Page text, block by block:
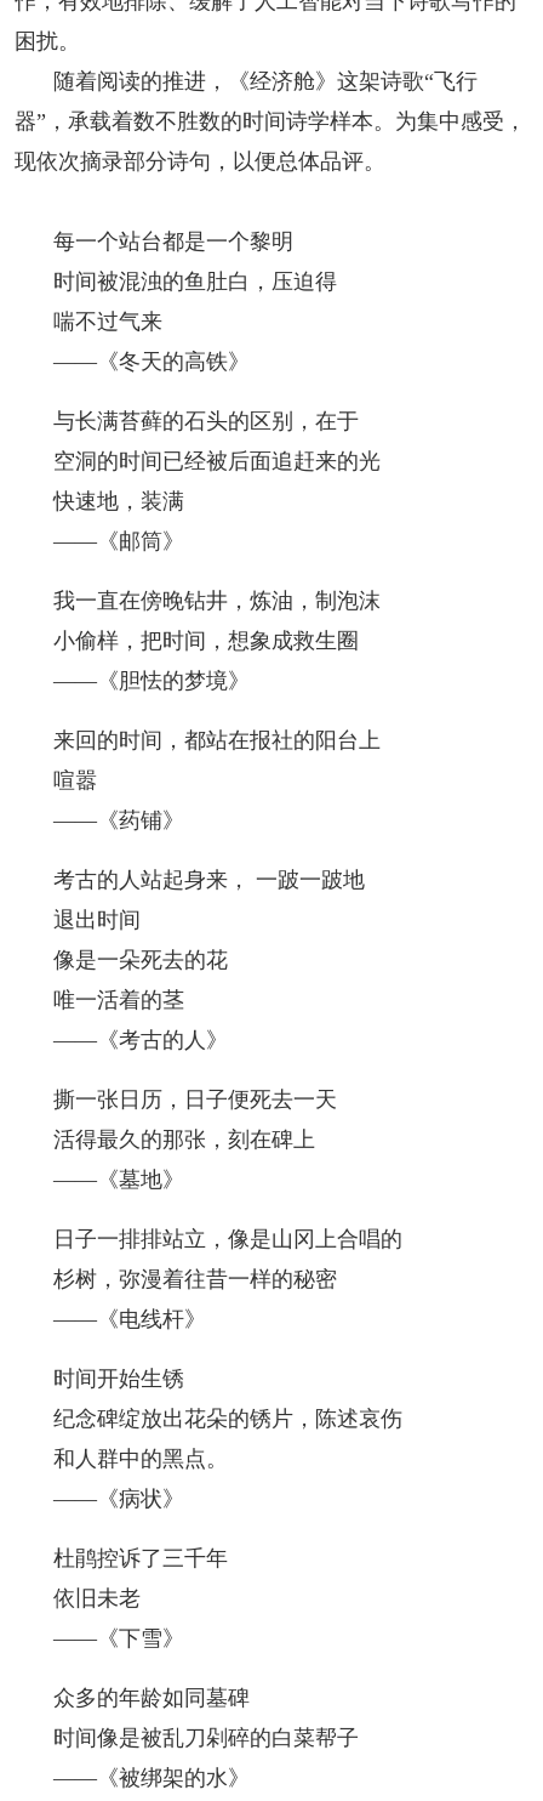
困扰。
随着阅读的推进，《经济舱》这架诗歌“飞行
器”，承载着数不胜数的时间诗学样本。为集中感受，
现依次摘录部分诗句，以便总体品评。
每一个站台都是一个黎明
时间被混浊的鱼肚白，压迫得
喘不过气来
——《冬天的高铁》
与长满苔藓的石头的区别，在于
空洞的时间已经被后面追赶来的光
快速地，装满
——《邮筒》
我一直在傍晚钻井，炼油，制泡沫
小偷样，把时间，想象成救生圈
——《胆怯的梦境》
来回的时间，都站在报社的阳台上
喧嚣
——《药铺》
考古的人站起身来， 一跛一跛地
退出时间
像是一朵死去的花
唯一活着的茎
——《考古的人》
撕一张日历，日子便死去一天
活得最久的那张，刻在碑上
——《墓地》
日子一排排站立，像是山冈上合唱的
杉树，弥漫着往昔一样的秘密
——《电线杆》
时间开始生锈
纪念碑绽放出花朵的锈片，陈述哀伤
和人群中的黑点。
——《病状》
杜鹃控诉了三千年
依旧未老
——《下雪》
众多的年龄如同墓碑
时间像是被乱刀剁碎的白菜帮子
——《被绑架的水》